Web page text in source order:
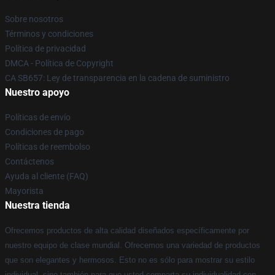
Sobre nosotros
Términos y condiciones
Política de privacidad
DMCA - Política de Copyright
CA SB657: Ley de transparencia en la cadena de suministro
Nuestro apoyo
Políticas de envío
Condiciones de pago
Políticas de reembolso
Contáctenos
Ayuda al cliente (FAQ)
Mayorista
Nuestra tienda
Ofrecemos productos de alta calidad diseñados específicamente por
nuestro equipo de clase mundial. Ofrecemos una variedad de productos
que son elegantes y hermosos. Esto no es sólo para mostrar su estilo